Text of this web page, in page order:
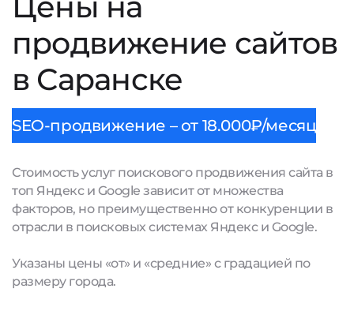
продвижение сайтов
в Саранске
SEO-продвижение – от 18.000₽/месяц
Стоимость услуг поискового продвижения сайта в
топ Яндекс и Google зависит от множества
факторов, но преимущественно от конкуренции в
отрасли в поисковых системах Яндекс и Google.
Указаны цены «от» и «средние» с градацией по
размеру города.